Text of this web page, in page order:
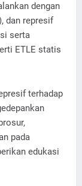
dengan
dan represif
serta
ETLE statis
terhadap
pada
edukasi